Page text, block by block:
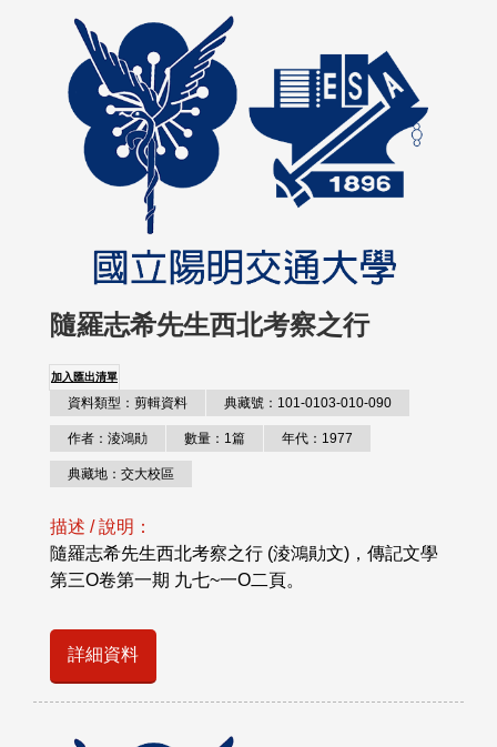
隨羅志希先生西北考察之行
加入匯出清單
資料類型：剪輯資料 典藏號：101-0103-010-090
作者：淩鴻勛 數量：1篇 年代：1977
典藏地：交大校區
描述 / 說明：
隨羅志希先生西北考察之行 (淩鴻勛文)，傳記文學
第三O卷第一期 九七~一O二頁。
詳細資料